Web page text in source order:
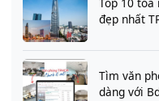
đẹp nhất
Tìm văn
dàng với